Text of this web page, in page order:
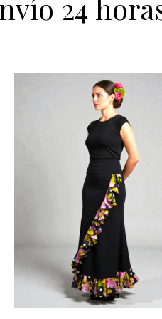
24